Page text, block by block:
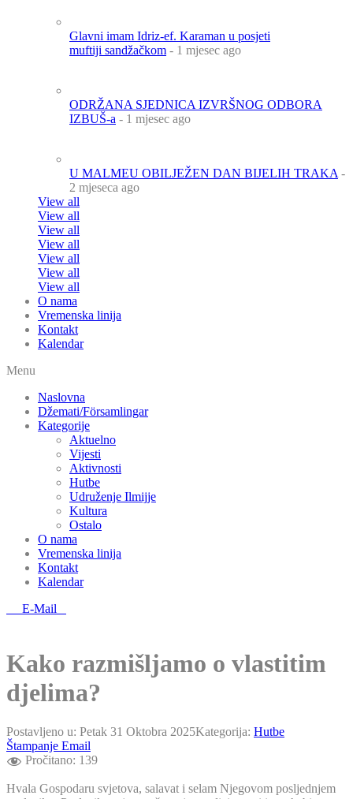
Glavni imam Idriz-ef. Karaman u posjeti
muftiji sandžačkom - 1 mjesec ago
ODRŽANA SJEDNICA IZVRŠNOG ODBORA
IZBUŠ-a - 1 mjesec ago
U MALMEU OBILJEŽEN DAN BIJELIH TRAKA -
2 mjeseca ago
View all
View all
View all
View all
View all
View all
View all
O nama
Vremenska linija
Kontakt
Kalendar
Menu
Naslovna
Džemati/Församlingar
Kategorije
Aktuelno
Vijesti
Aktivnosti
Hutbe
Udruženje Ilmijje
Kultura
Ostalo
O nama
Vremenska linija
Kontakt
Kalendar
E-Mail
Kako razmišljamo o vlastitim
djelima?
Postavljeno u: Petak 31 Oktobra 2025Kategorija: Hutbe
Štampanje Email
Pročitano: 139
Hvala Gospodaru svjetova, salavat i selam Njegovom posljednjem